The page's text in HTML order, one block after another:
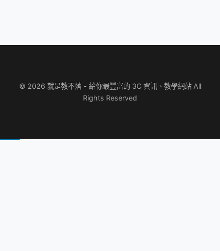
© 2026 就是教不落 - 給你最豐富的 3C 資訊、教學網站 All
Rights Reserved